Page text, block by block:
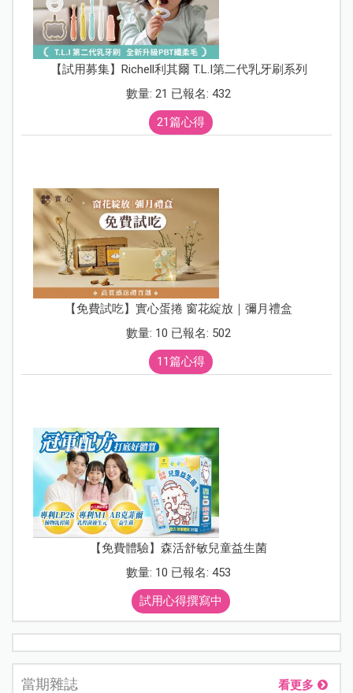
【試用募集】Richell利其爾 T.L.I第二代乳牙刷系列
數量: 21 已報名: 432
21篇心得
【免費試吃】實心蛋捲 窗花綻放｜彌月禮盒
數量: 10 已報名: 502
11篇心得
【免費體驗】森活舒敏兒童益生菌
數量: 10 已報名: 453
試用心得撰寫中
當期雜誌 看更多